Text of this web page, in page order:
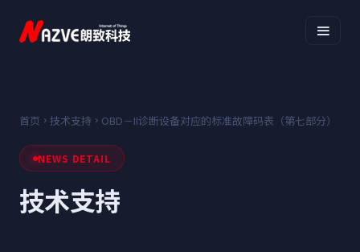
首页 技术支持 OBD－II诊断设备对应的标准故障码表（第七部分）
NEWS DETAIL
技术支持